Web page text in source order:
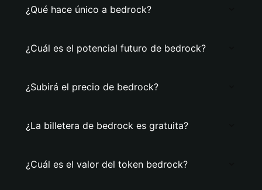
¿Qué hace único a bedrock?
¿Cuál es el potencial futuro de bedrock?
¿Subirá el precio de bedrock?
¿La billetera de bedrock es gratuita?
¿Cuál es el valor del token bedrock?